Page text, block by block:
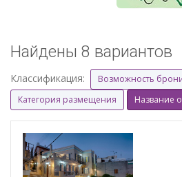
Найдены 8 вариантов
Классификация:
Возможность
Категория размещения
Название